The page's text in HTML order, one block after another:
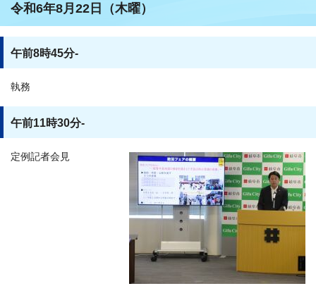
令和6年8月22日（木曜）
午前8時45分-
執務
午前11時30分-
定例記者会見